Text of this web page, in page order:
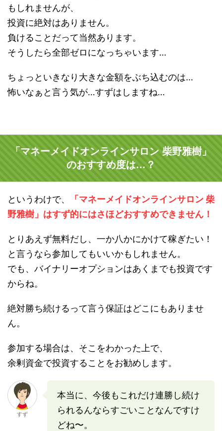
もしれませんが、
投資に絶対はありません。
負けることだって当然あります。
そうしたら全部ゼロになっちゃいます…
ちょっといきなり大きな金額をぶち込むのは…
怖いなぁと言う気が…すずはしますね…
「マネーメイドオンラインサロン 柴野雅樹」
のおすすめ度は…？
というわけで、
「マネーメイドオンラインサロン 柴
野雅樹」はすず的にはさほどおすすめできません！
とりあえず無料だし、一か八かにかけて稼ぎたい！
と言うなら参加してもいいかもしれません。
でも、バイナリーオプションはあくまでも投資です
からね。
絶対勝ち続けるって言う保証はどこにもありませ
ん。
参加する場合は、そこをわかった上で、
余剰資金で投資することをお勧めします。
すず
本当に、今後もこれだけ連勝し続け
られるんならすごいことなんですけ
どね〜。